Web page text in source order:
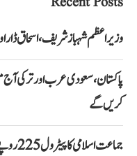
وزیراعظم شہباز شریف، اسحاق ڈار
پاکستان، سعودی عرب اور ترکی
کریں گے
جماعت اسلامی کا پیٹرول 225 روپے فی لیٹر کرنے کا مطالبہ، ملک گیر احتجاج کا اعلان